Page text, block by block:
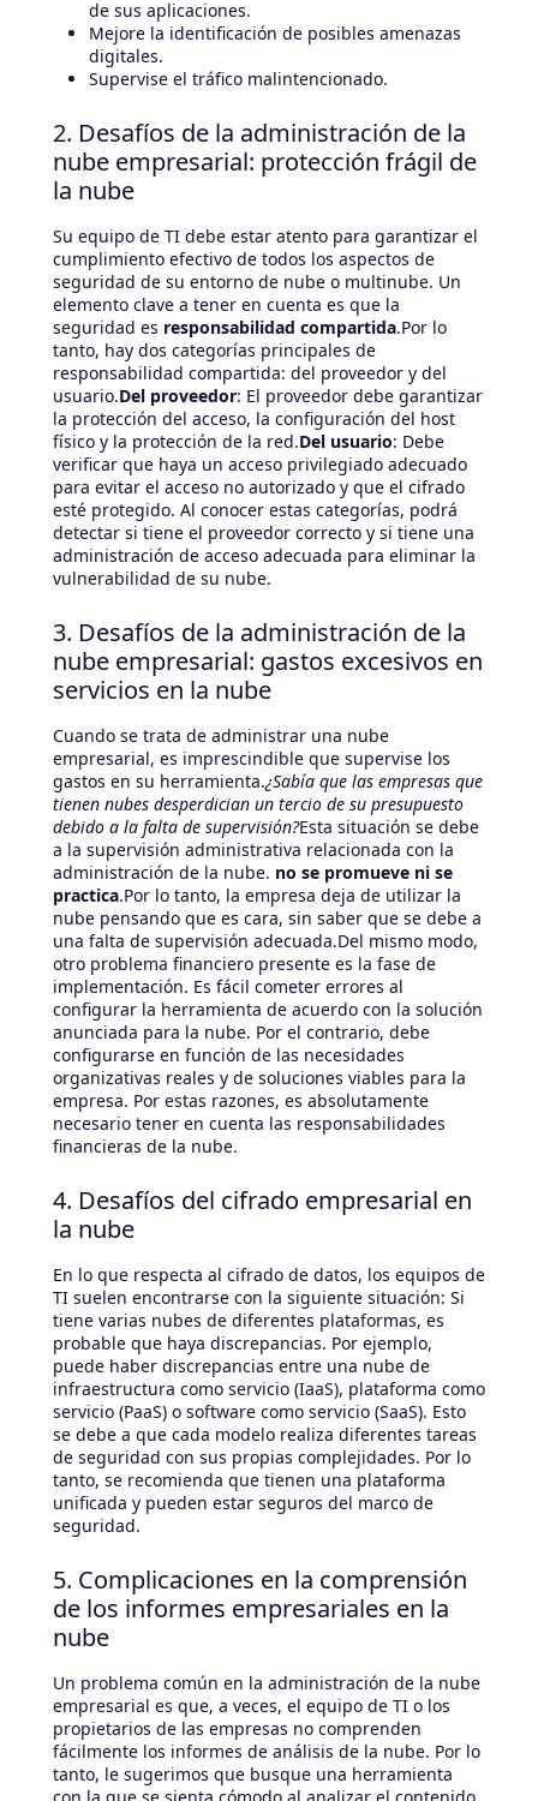
de sus aplicaciones.
Mejore la identificación de posibles amenazas
digitales.
Supervise el tráfico malintencionado.
2. Desafíos de la administración de la
nube empresarial: protección frágil de
la nube
Su equipo de TI debe estar atento para garantizar el
cumplimiento efectivo de todos los aspectos de
seguridad de su entorno de nube o multinube. Un
elemento clave a tener en cuenta es que la
seguridad es responsabilidad compartida.Por lo
tanto, hay dos categorías principales de
responsabilidad compartida: del proveedor y del
usuario.Del proveedor: El proveedor debe garantizar
la protección del acceso, la configuración del host
físico y la protección de la red.Del usuario: Debe
verificar que haya un acceso privilegiado adecuado
para evitar el acceso no autorizado y que el cifrado
esté protegido. Al conocer estas categorías, podrá
detectar si tiene el proveedor correcto y si tiene una
administración de acceso adecuada para eliminar la
vulnerabilidad de su nube.
3. Desafíos de la administración de la
nube empresarial: gastos excesivos en
servicios en la nube
Cuando se trata de administrar una nube
empresarial, es imprescindible que supervise los
gastos en su herramienta.¿Sabía que las empresas que
tienen nubes desperdician un tercio de su presupuesto
debido a la falta de supervisión?Esta situación se debe
a la supervisión administrativa relacionada con la
administración de la nube. no se promueve ni se
practica.Por lo tanto, la empresa deja de utilizar la
nube pensando que es cara, sin saber que se debe a
una falta de supervisión adecuada.Del mismo modo,
otro problema financiero presente es la fase de
implementación. Es fácil cometer errores al
configurar la herramienta de acuerdo con la solución
anunciada para la nube. Por el contrario, debe
configurarse en función de las necesidades
organizativas reales y de soluciones viables para la
empresa. Por estas razones, es absolutamente
necesario tener en cuenta las responsabilidades
financieras de la nube.
4. Desafíos del cifrado empresarial en
la nube
En lo que respecta al cifrado de datos, los equipos de
TI suelen encontrarse con la siguiente situación: Si
tiene varias nubes de diferentes plataformas, es
probable que haya discrepancias. Por ejemplo,
puede haber discrepancias entre una nube de
infraestructura como servicio (IaaS), plataforma como
servicio (PaaS) o software como servicio (SaaS). Esto
se debe a que cada modelo realiza diferentes tareas
de seguridad con sus propias complejidades. Por lo
tanto, se recomienda que tienen una plataforma
unificada y pueden estar seguros del marco de
seguridad.
5. Complicaciones en la comprensión
de los informes empresariales en la
nube
Un problema común en la administración de la nube
empresarial es que, a veces, el equipo de TI o los
propietarios de las empresas no comprenden
fácilmente los informes de análisis de la nube. Por lo
tanto, le sugerimos que busque una herramienta